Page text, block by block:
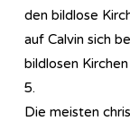
den bildlose
auf Calvin sich
bildlosen
5.
Die meisten